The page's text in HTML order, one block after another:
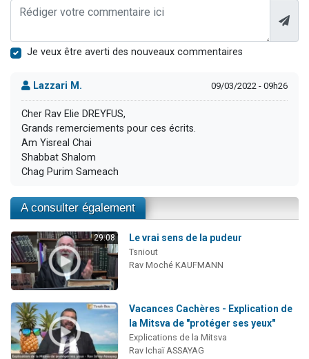
Je veux être averti des nouveaux commentaires
Lazzari M. 09/03/2022 - 09h26
Cher Rav Elie DREYFUS,
Grands remerciements pour ces écrits.
Am Yisreal Chai
Shabbat Shalom
Chag Purim Sameach
A consulter également
29:08 Le vrai sens de la pudeur
Tsniout
Rav Moché KAUFMANN
Vacances Cachères - Explication de
la Mitsva de "protéger ses yeux"
Explications de la Mitsva
Rav Ichaï ASSAYAG